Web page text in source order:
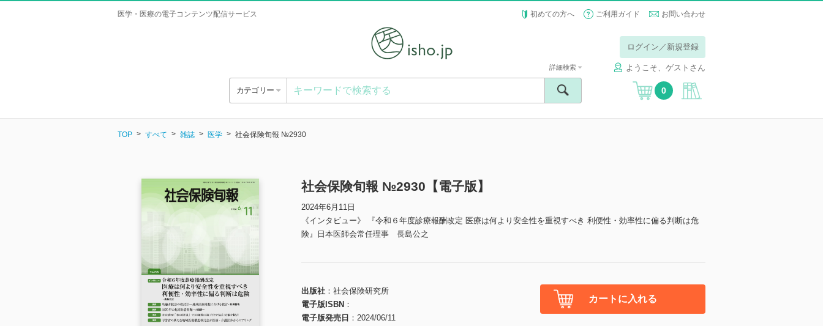
医学・医療の電子コンテンツ配信サービス 初めての方へ ご利用ガイド お問い合わせ
ログイン／新規登録
ようこそ、ゲストさん
カテゴリー
詳細検索
0
TOP すべて 雑誌 医学 社会保険旬報 №2930
社会保険旬報 №2930【電子版】
2024年6月11日
《インタビュー》 『令和６年度診療報酬改定 医療は何より安全性を重視すべき 利便性・効率性に偏る判断は危
険』日本医師会常任理事 長島公之
出版社
社会保険研究所
電子版ISBN
電子版発売日
2024/06/11
カートに入れる